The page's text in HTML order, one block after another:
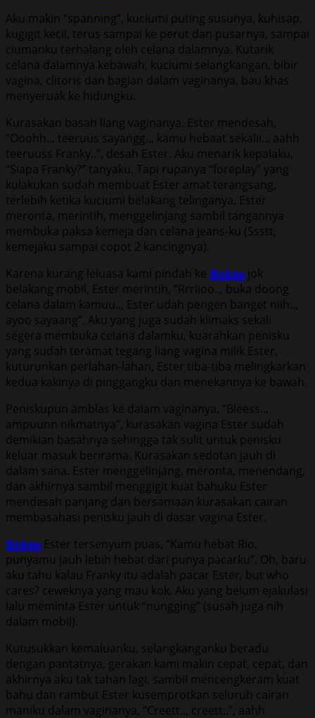
Aku makin “spanning”, kuciumi puting susunya, kuhisap,
kugigit kecil, terus sampai ke perut dan pusarnya, sampai
ciumanku terhalang oleh celana dalamnya. Kutarik
celana dalamnya kebawah, kuciumi selangkangan, bibir
vagina, clitoris dan bagian dalam vaginanya, bau khas
menyeruak ke hidungku.
Kurasakan basah liang vaginanya. Ester mendesah,
“Ooohh.., teeruus sayangg.., kamu hebaat sekalii.., aahh
teeruuss Franky..”, desah Ester. Aku menarik kepalaku,
“Siapa Franky?” tanyaku. Tapi rupanya “foreplay” yang
kulakukan sudah membuat Ester amat terangsang,
terlebih ketika kuciumi belakang telinganya, Ester
meronta, merintih, menggelinjang sambil tangannya
membuka paksa kemeja dan celana jeans-ku (Ssstt,
kemejaku sampai copot 2 kancingnya).
Karena kurang leluasa kami pindah ke Bokep jok
belakang mobil, Ester merintih, “Rrriioo.., buka doong
celana dalam kamuu.., Ester udah pengen banget niih..,
ayoo sayaang”. Aku yang juga sudah klimaks sekali
segera membuka celana dalamku, kuarahkan penisku
yang sudah teramat tegang liang vagina milik Ester,
kuturunkan perlahan-lahan, Ester tiba-tiba melingkarkan
kedua kakinya di pinggangku dan menekannya ke bawah.
Peniskupun amblas ke dalam vaginanya, “Bleess..,
ampuunn nikmatnya”, kurasakan vagina Ester sudah
demikian basahnya sehingga tak sulit untuk penisku
keluar masuk berirama. Kurasakan sedotan jauh di
dalam sana. Ester menggelinjang, meronta, menendang,
dan akhirnya sambil menggigit kuat bahuku Ester
mendesah panjang dan bersamaan kurasakan cairan
membasahasi penisku jauh di dasar vagina Ester.
Bokep Ester tersenyum puas, “Kamu hebat Rio,
punyamu jauh lebih hebat dari punya pacarku”. Oh, baru
aku tahu kalau Franky itu adalah pacar Ester, but who
cares? ceweknya yang mau kok. Aku yang belum ejakulasi
lalu meminta Ester untuk “nungging” (susah juga nih
dalam mobil).
Kutusukkan kemaluanku, selangkanganku beradu
dengan pantatnya, gerakan kami makin cepat, cepat, dan
akhirnya aku tak tahan lagi, sambil mencengkeram kuat
bahu dan rambut Ester kusemprotkan seluruh cairan
maniku dalam vaginanya, “Creett.., creett..”, aahh